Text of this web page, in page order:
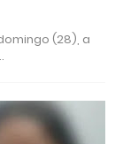
(28), a